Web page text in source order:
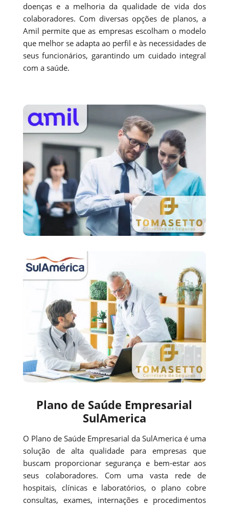
doenças e a melhoria da qualidade de vida dos
colaboradores. Com diversas opções de planos, a
Amil permite que as empresas escolham o modelo
que melhor se adapta ao perfil e às necessidades de
seus funcionários, garantindo um cuidado integral
com a saúde.
Plano de Saúde Empresarial
SulAmerica
O Plano de Saúde Empresarial da SulAmerica é uma
solução de alta qualidade para empresas que
buscam proporcionar segurança e bem-estar aos
seus colaboradores. Com uma vasta rede de
hospitais, clínicas e laboratórios, o plano cobre
consultas, exames, internações e procedimentos